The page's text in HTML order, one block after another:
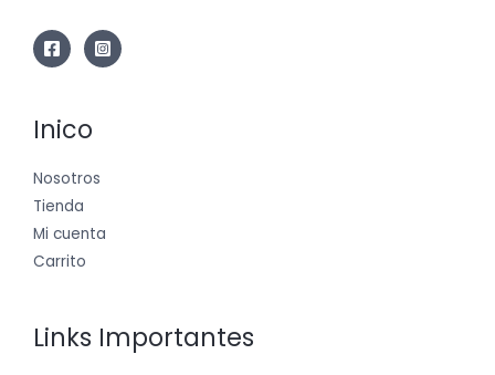
Inico
Nosotros
Tienda
Mi cuenta
Carrito
Links Importantes